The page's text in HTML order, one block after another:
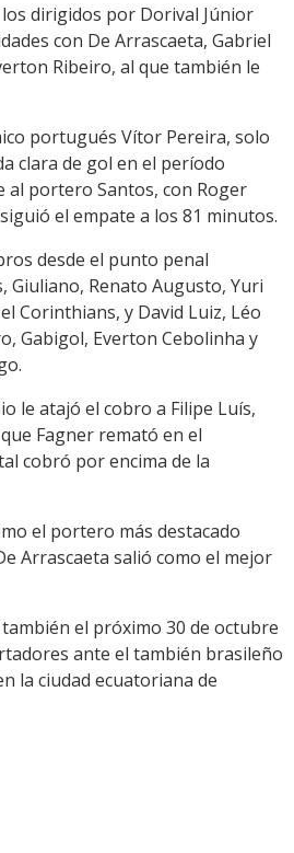
dirigidos por Dorival Júnior
con De Arrascaeta, Gabriel
Ribeiro, al que también le
portugués Vítor Pereira, solo
clara de gol en el período
portero Santos, con Roger
el empate a los 81 minutos.
desde el punto penal
Giuliano, Renato Augusto, Yuri
Corinthians, y David Luiz, Léo
Gabigol, Everton Cebolinha y
le atajó el cobro a Filipe Luís,
Fagner remató en el
cobró por encima de la
el portero más destacado
Arrascaeta salió como el mejor
el próximo 30 de octubre
ante el también brasileño
la ciudad ecuatoriana de